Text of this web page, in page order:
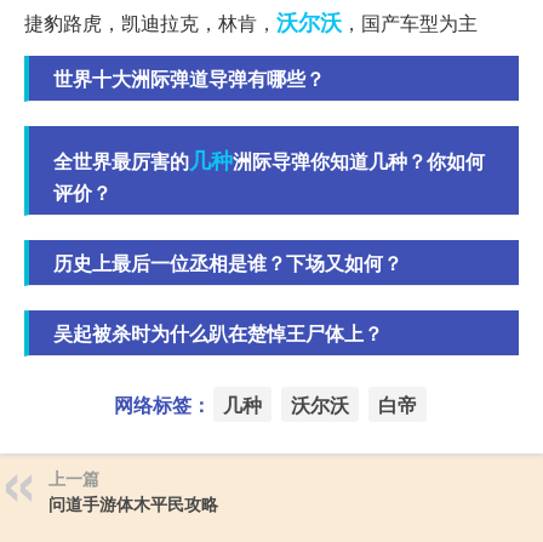
捷豹路虎，凯迪拉克，林肯， 沃尔沃 ，国产车型为主
世界十大洲际弹道导弹有哪些？
全世界最厉害的几种洲际导弹你知道几种？你如何
评价？
历史上最后一位丞相是谁？下场又如何？
吴起被杀时为什么趴在楚悼王尸体上？
网络标签： 几种 沃尔沃 白帝
上一篇
问道手游体木平民攻略